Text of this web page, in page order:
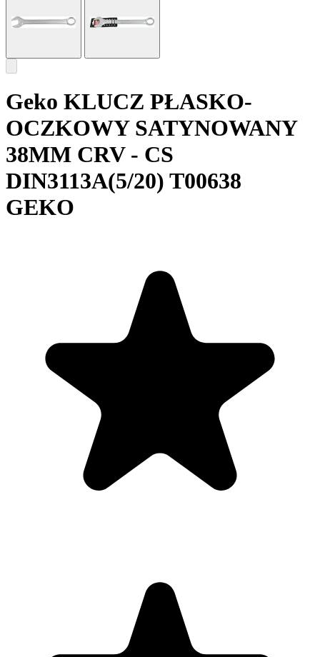
Geko KLUCZ PŁASKO-
OCZKOWY SATYNOWANY
38MM CRV - CS
DIN3113A(5/20) T00638
GEKO